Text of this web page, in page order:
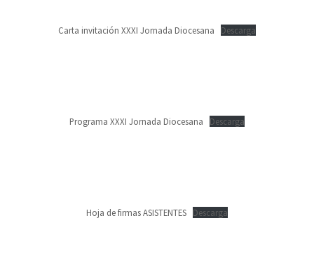
Carta invitación XXXI Jornada Diocesana Descarga
Programa XXXI Jornada Diocesana Descarga
Hoja de firmas ASISTENTES Descarga